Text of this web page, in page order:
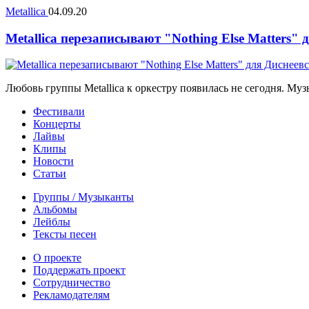
Metallica 04.09.20
Metallica перезаписывают "Nothing Else Matters"
Любовь группы Metallica к оркестру появилась не сегодня.
Фестивали
Концерты
Лайвы
Клипы
Новости
Статьи
Группы / Музыканты
Альбомы
Лейблы
Тексты песен
О проекте
Поддержать проект
Сотрудничество
Рекламодателям